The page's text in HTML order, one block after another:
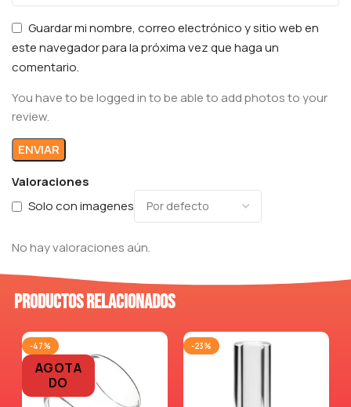
Valoraciones
Solo con imagenes
No hay valoraciones aún.
Guardar mi nombre, correo electrónico y sitio web en
este navegador para la próxima vez que haga un
comentario.
You have to be logged in to be able to add photos to your
review.
Productos relacionados
-47%
AGOTA
DO
-23%